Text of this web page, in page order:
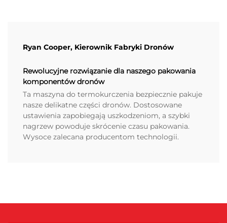
Ryan Cooper, Kierownik Fabryki Dronów
Rewolucyjne rozwiązanie dla naszego pakowania
komponentów dronów
Ta maszyna do termokurczenia bezpiecznie pakuje
nasze delikatne części dronów. Dostosowane
ustawienia zapobiegają uszkodzeniom, a szybki
nagrzew powoduje skrócenie czasu pakowania.
Wysoce zalecana producentom technologii.